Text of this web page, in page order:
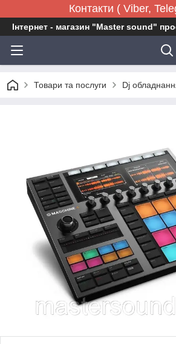
Контакти ( Viber,
Інтернет - магазин "Master sound"
Товари та послуги Dj